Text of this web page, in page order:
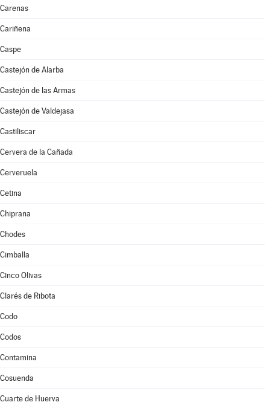
Carenas
Cariñena
Caspe
Castejón de Alarba
Castejón de las Armas
Castejón de Valdejasa
Castiliscar
Cervera de la Cañada
Cerveruela
Cetina
Chiprana
Chodes
Cimballa
Cinco Olivas
Clarés de Ribota
Codo
Codos
Contamina
Cosuenda
Cuarte de Huerva